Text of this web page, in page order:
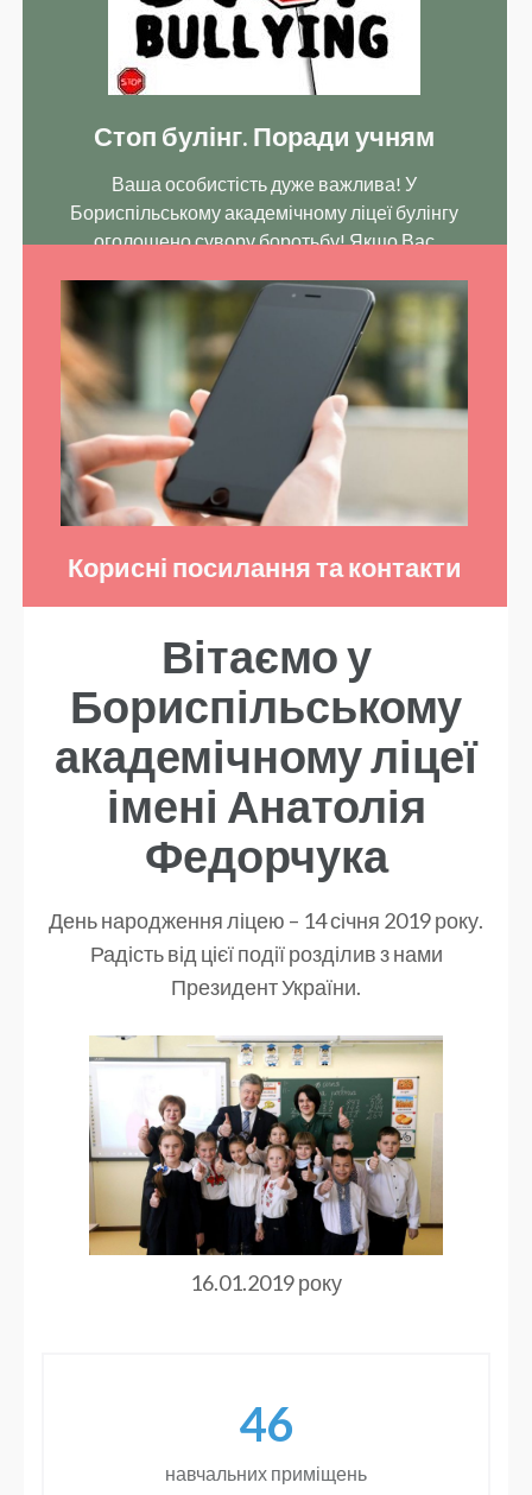
Стоп булінг. Поради учням
Ваша особистість дуже важлива! У
Бориспільському академічному ліцеї булінгу
оголошено сувору боротьбу! Якщо Вас
…
Корисні посилання та контакти
Вітаємо у
Бориспільському
академічному ліцеї
імені Анатолія
Федорчука
День народження ліцею – 14 січня 2019 року.
Радість від цієї події розділив з нами
Президент України.
16.01.2019 року
46
навчальних приміщень